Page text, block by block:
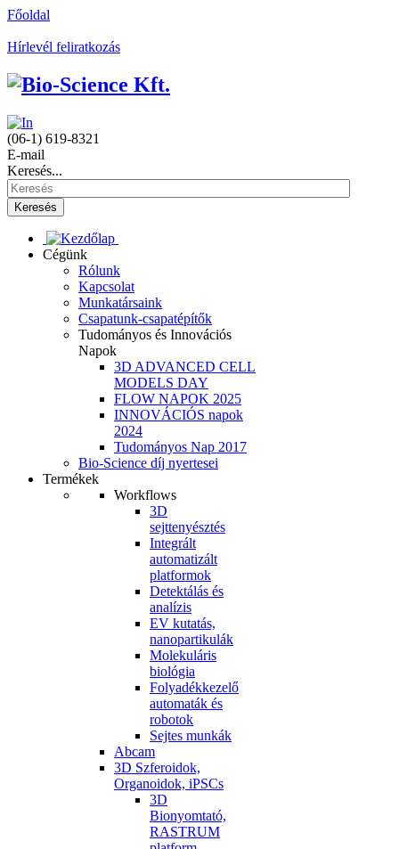
Főoldal
Hírlevél feliratkozás
(06-1) 619-8321
E-mail
Keresés...
Keresés
Cégünk
Rólunk
Kapcsolat
Munkatársaink
Csapatunk-csapatépítők
Tudományos és Innovációs
Napok
3D ADVANCED CELL
MODELS DAY
FLOW NAPOK 2025
INNOVÁCIÓS napok
2024
Tudományos Nap 2017
Bio-Science díj nyertesei
Termékek
Workflows
3D
sejttenyésztés
Integrált
automatizált
platformok
Detektálás és
analízis
EV kutatás,
nanopartikulák
Molekuláris
biológia
Folyadékkezelő
automaták és
robotok
Sejtes munkák
Abcam
3D Szferoidok,
Organoidok, iPSCs
3D
Bionyomtató,
RASTRUM